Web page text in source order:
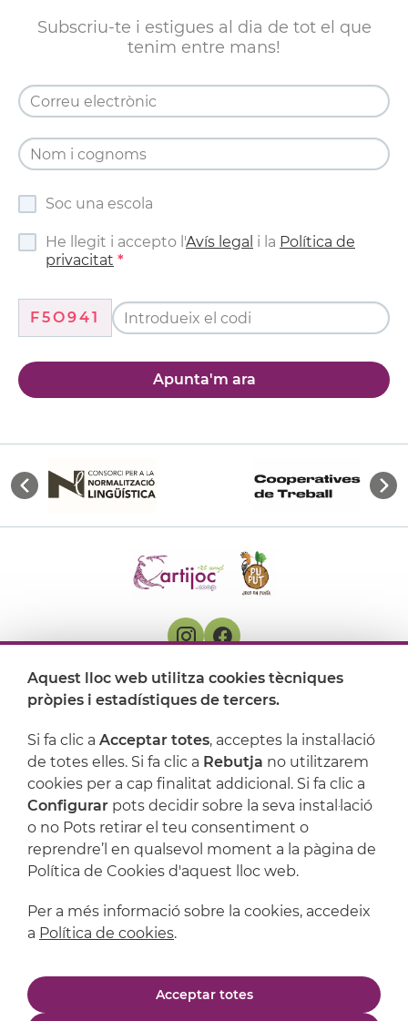
Subscriu-te i estigues al dia de tot el que
tenim entre mans!
Soc una escola
He llegit i accepto l'Avís legal i la Política de
privacitat
F5O941
Apunta'm ara
On ens trobem
Suport
Política de privacitat
Aquest lloc web utilitza cookies tècniques
pròpies i estadístiques de tercers.
Si fa clic a Acceptar totes, acceptes la instal·lació
de totes elles. Si fa clic a Rebutja no utilitzarem
cookies per a cap finalitat addicional. Si fa clic a
Configurar pots decidir sobre la seva instal·lació
o no Pots retirar el teu consentiment o
reprendre’l en qualsevol moment a la pàgina de
Política de Cookies d'aquest lloc web.
Per a més informació sobre la cookies, accedeix
a Política de cookies.
Acceptar totes